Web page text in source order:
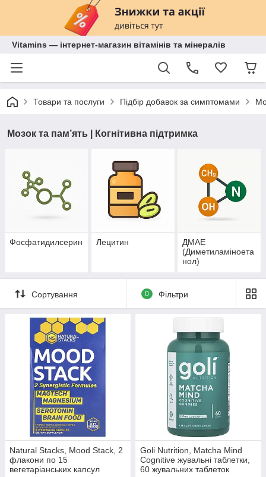
Vitamins — інтернет-магазин вітамінів та мінералів
Товари та послуги Підбір добавок за симптомами
Мозок та пам’ять | Когнітивна підтримка
Фосфатидилсерин Лецитин
ДМАЕ
(Диметиламіноета
нол)
Сортування 0 Фільтри
Natural Stacks, Mood Stack, 2
флакони по 15
вегетаріанських капсул
Goli Nutrition, Matcha Mind
Cognitive жувальні таблетки,
60 жувальних таблеток